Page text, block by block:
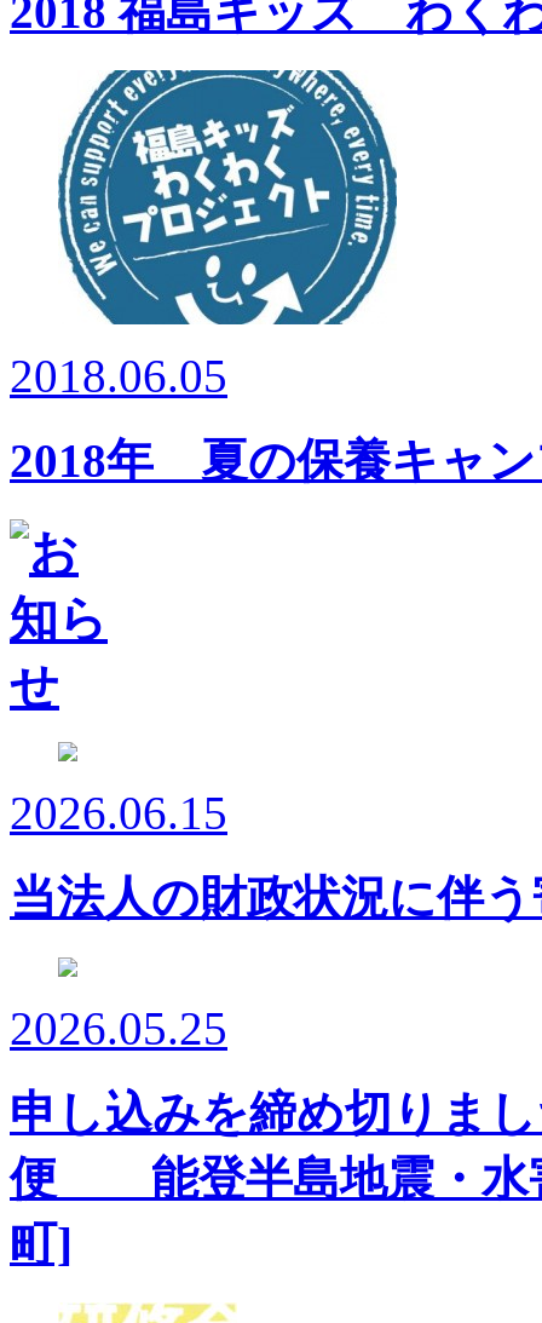
2018 福島キッズ わく
2018.06.05
2018年 夏の保養キャ
2026.06.15
当法人の財政状況に伴
2026.05.25
申し込みを締め切りま
便 能登半島地震・水
町]